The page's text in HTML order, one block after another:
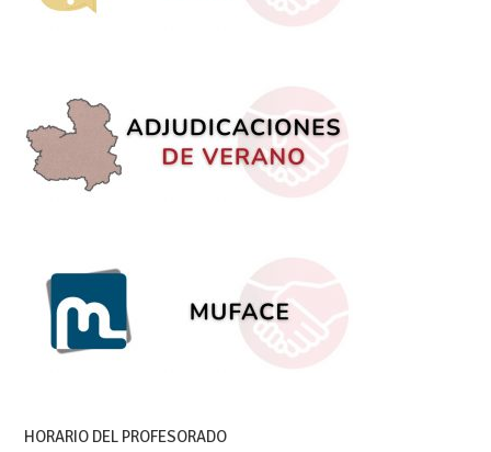
HORARIO DEL PROFESORADO